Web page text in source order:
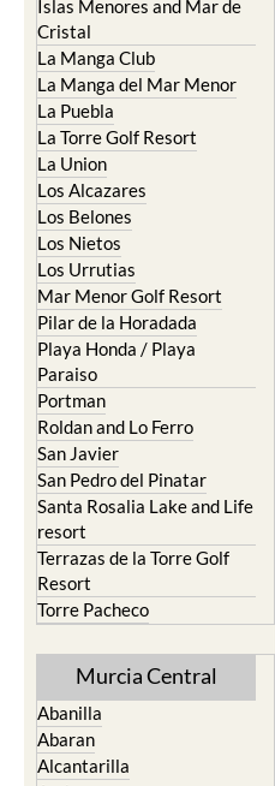
La Manga Club
La Manga del Mar Menor
La Puebla
La Torre Golf Resort
La Union
Los Alcazares
Los Belones
Los Nietos
Los Urrutias
Mar Menor Golf Resort
Pilar de la Horadada
Playa Honda / Playa
Paraiso
Portman
Roldan and Lo Ferro
San Javier
San Pedro del Pinatar
Santa Rosalia Lake and Life
resort
Terrazas de la Torre Golf
Resort
Torre Pacheco
Murcia Central
Abanilla
Alcantarilla
Archena
Blanca